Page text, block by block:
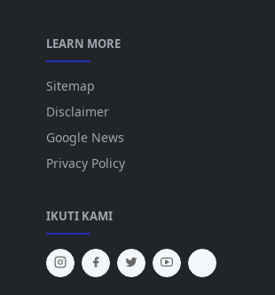
LEARN MORE
Sitemap
Disclaimer
Google News
Privacy Policy
IKUTI KAMI